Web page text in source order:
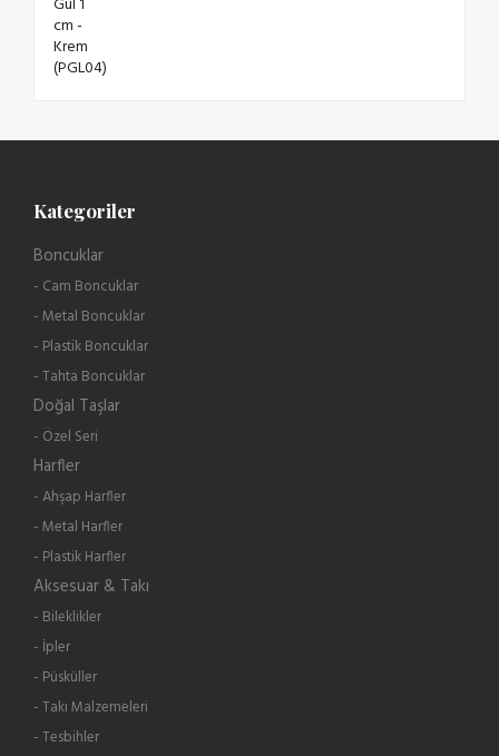
Kategoriler
Boncuklar
- Cam Boncuklar
- Metal Boncuklar
- Plastik Boncuklar
- Tahta Boncuklar
Doğal Taşlar
- Özel Seri
Harfler
- Ahşap Harfler
- Metal Harfler
- Plastik Harfler
Aksesuar & Takı
- Bileklikler
- İpler
- Püsküller
- Takı Malzemeleri
- Tesbihler